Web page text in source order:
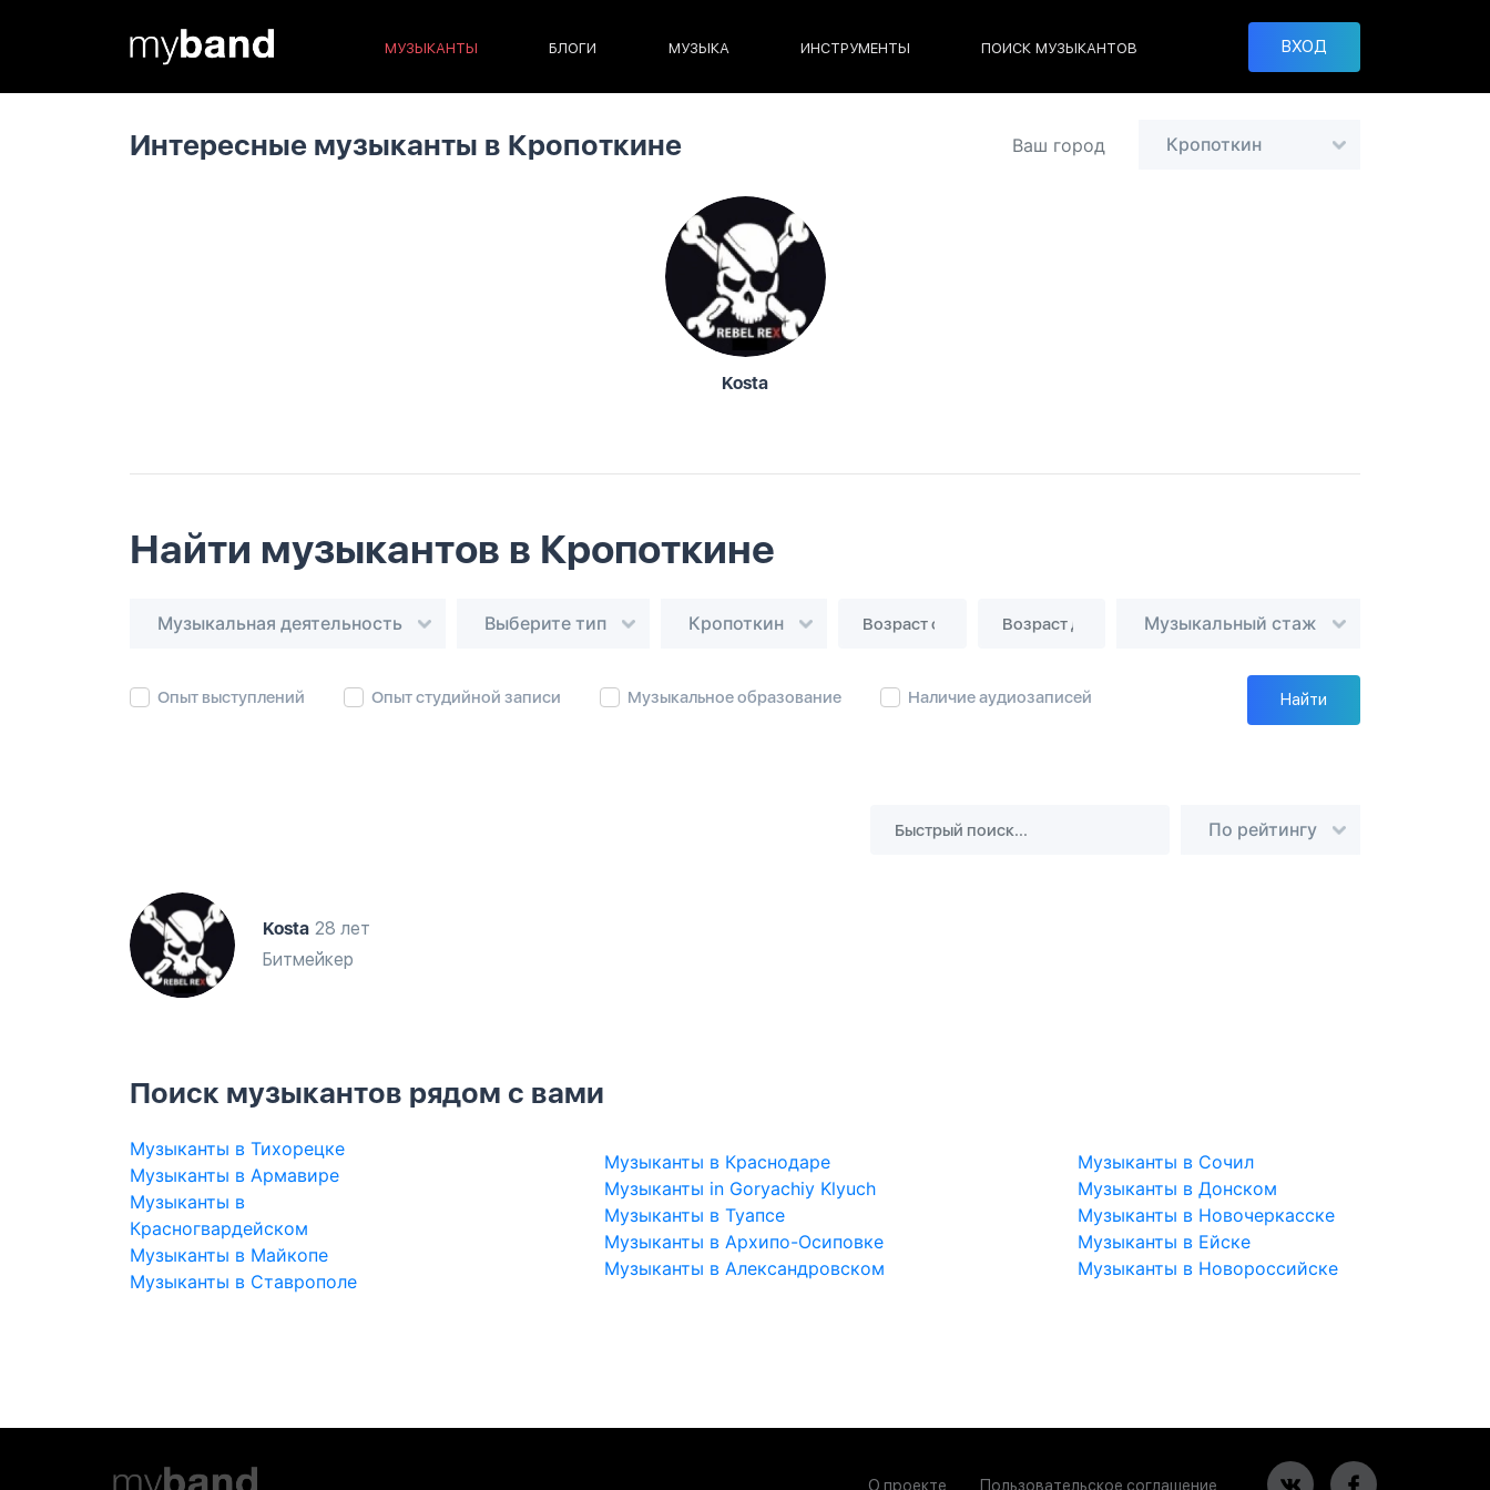
МУЗЫКАНТЫ БЛОГИ МУЗЫКА ИНСТРУМЕНТЫ ПОИСК МУЗЫКАНТОВ ВХОД
Интересные музыканты в Кропоткине Ваш город Кропоткин
Kosta
Найти музыкантов в Кропоткине
Музыкальная деятельность Выберите тип Кропоткин Музыкальный стаж
Опыт выступлений Опыт студийной записи Музыкальное образование Наличие аудиозаписей Найти
По рейтингу
Kosta 28 лет
Битмейкер
Поиск музыкантов рядом с вами
Музыканты в Тихорецке
Музыканты в Армавире
Музыканты в
Красногвардейском
Музыканты в Майкопе
Музыканты в Ставрополе
Музыканты в Краснодаре
Музыканты in Goryachiy Klyuch
Музыканты в Туапсе
Музыканты в Архипо-Осиповке
Музыканты в Александровском
Музыканты в Сочил
Музыканты в Донском
Музыканты в Новочеркасске
Музыканты в Ейске
Музыканты в Новороссийске
О проекте Пользовательское соглашение